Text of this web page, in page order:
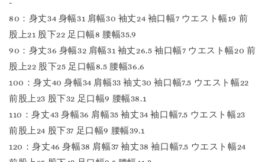
-
80：身丈34 身幅31 肩幅30 袖丈24 袖口幅7 ウエスト幅19 前
股上21 股下22 足口幅8 腰幅35.9
90：身丈36 身幅32 肩幅31 袖丈26.5 袖口幅7 ウエスト幅20 前
股上22 股下25 足口幅8.5 腰幅36.6
100：身丈40 身幅34 肩幅33 袖丈30 袖口幅7.5 ウエスト幅22
前股上23 股下32 足口幅9 腰幅38.1
110：身丈43 身幅36 肩幅35 袖丈34 袖口幅7.5 ウエスト幅23
前股上24 股下37 足口幅9 腰幅39.1
120：身丈46 身幅38 肩幅37 袖丈38 袖口幅7.5 ウエスト幅24